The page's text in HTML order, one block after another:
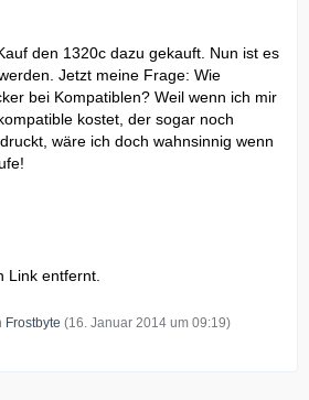
den 1320c dazu gekauft. Nun ist es
Jetzt meine Frage: Wie
bei Kompatiblen? Weil wenn ich mir
kostet, der sogar noch
wäre ich doch wahnsinnig wenn
Link entfernt.
Frostbyte (16. Januar 2014 um 09:19)